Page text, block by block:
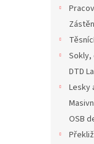
DTD
Lesky
OSB